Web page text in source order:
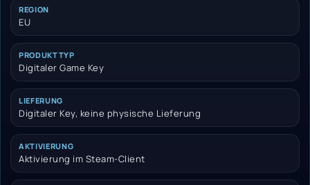
REGION
EU
PRODUKTTYP
Digitaler Game Key
LIEFERUNG
Digitaler Key, keine physische Lieferung
AKTIVIERUNG
Aktivierung im Steam-Client